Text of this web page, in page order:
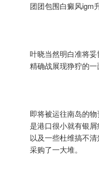
团团包围白癜风igm
叶晓当然明白准将
精确战展现狰狞的一
即将被运往南岛的
是港口很小就有银屑
以及一些杜维搞不
采购了一大堆。